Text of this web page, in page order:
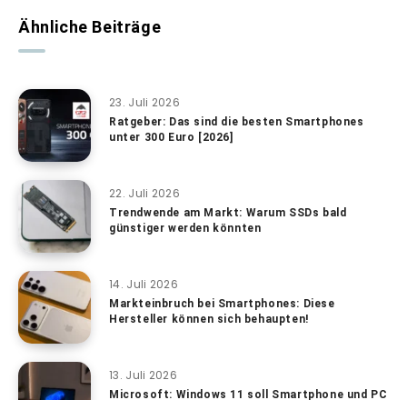
Ähnliche Beiträge
23. Juli 2026
Ratgeber: Das sind die besten Smartphones
unter 300 Euro [2026]
22. Juli 2026
Trendwende am Markt: Warum SSDs bald
günstiger werden könnten
14. Juli 2026
Markteinbruch bei Smartphones: Diese
Hersteller können sich behaupten!
13. Juli 2026
Microsoft: Windows 11 soll Smartphone und PC